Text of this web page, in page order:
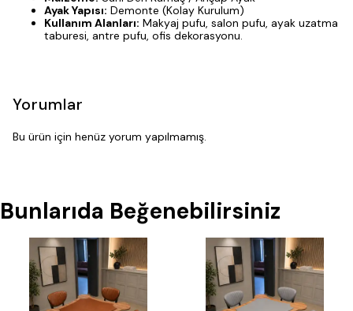
Ayak Yapısı: Demonte (Kolay Kurulum)
Kullanım Alanları: Makyaj pufu, salon pufu, ayak uzatma
taburesi, antre pufu, ofis dekorasyonu.
Yorumlar
Bu ürün için henüz yorum yapılmamış.
Bunlarıda Beğenebilirsiniz